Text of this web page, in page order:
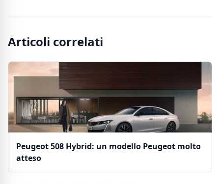
Articoli correlati
Peugeot 508 Hybrid: un modello Peugeot molto
atteso